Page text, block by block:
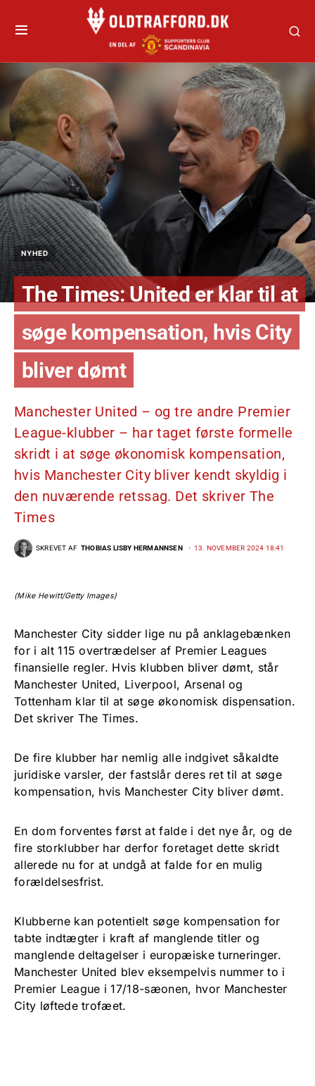
NYHED
The Times: United er klar til at
søge kompensation, hvis City
bliver dømt
Manchester United – og tre andre Premier
League-klubber – har taget første formelle
skridt i at søge økonomisk kompensation,
hvis Manchester City bliver kendt skyldig i
den nuværende retssag. Det skriver The
Times
SKREVET AF THOBIAS LISBY HERMANNSEN 13. NOVEMBER 2024 18:41
(Mike Hewitt/Getty Images)
Manchester City sidder lige nu på anklagebænken
for i alt 115 overtrædelser af Premier Leagues
finansielle regler. Hvis klubben bliver dømt, står
Manchester United, Liverpool, Arsenal og
Tottenham klar til at søge økonomisk dispensation.
Det skriver The Times.
De fire klubber har nemlig alle indgivet såkaldte
juridiske varsler, der fastslår deres ret til at søge
kompensation, hvis Manchester City bliver dømt.
En dom forventes først at falde i det nye år, og de
fire storklubber har derfor foretaget dette skridt
allerede nu for at undgå at falde for en mulig
forældelsesfrist.
Klubberne kan potentielt søge kompensation for
tabte indtægter i kraft af manglende titler og
manglende deltagelser i europæiske turneringer.
Manchester United blev eksempelvis nummer to i
Premier League i 17/18-sæonen, hvor Manchester
City løftede trofæet.